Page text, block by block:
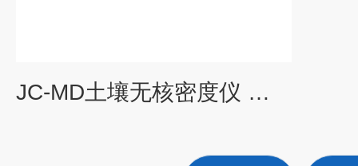
JC-MD土壤无核密度仪 土壤检测仪